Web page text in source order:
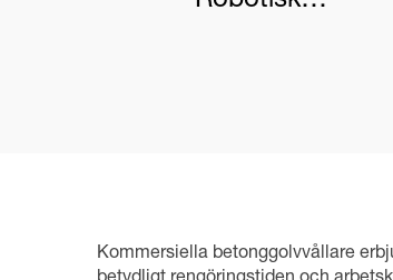
Kommersiella betonggolvvållare